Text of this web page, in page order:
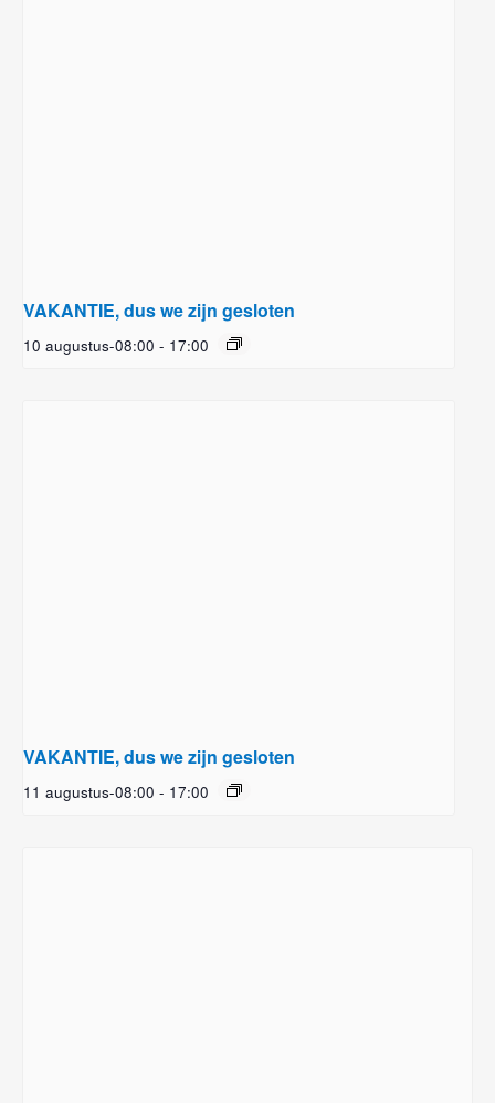
VAKANTIE, dus we zijn gesloten
10 augustus-08:00 - 17:00
VAKANTIE, dus we zijn gesloten
11 augustus-08:00 - 17:00